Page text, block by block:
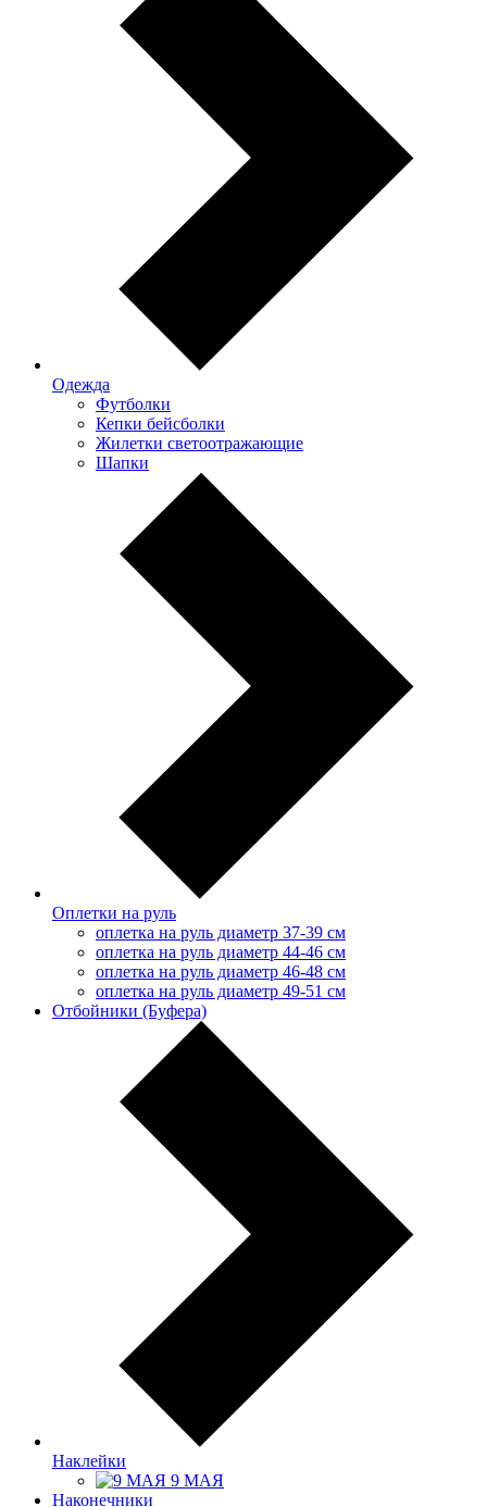
Одежда
Футболки
Кепки бейсболки
Жилетки светоотражающие
Шапки
Оплетки на руль
оплетка на руль диаметр 37-39 см
оплетка на руль диаметр 44-46 см
оплетка на руль диаметр 46-48 см
оплетка на руль диаметр 49-51 см
Отбойники (Буфера)
Наклейки
9 МАЯ
Наконечники